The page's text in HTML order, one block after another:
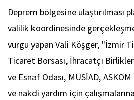
Deprem bölgesine ulaştırılması
valilik koordinesinde
vurgu yapan Vali Köşger, "İzmir
Ticaret Borsası, İhracatçı
ve Esnaf Odası, MÜSİAD,
ve nakdi yardım için